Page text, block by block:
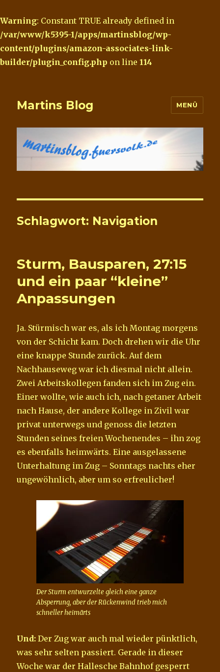
Warning: Constant TRUE already defined in
/var/www/k5395-1/apps/martinsblog/wp-
content/plugins/amazon-associates-link-
builder/plugin_config.php on line 114
Martins Blog MENÜ
Schlagwort: Navigation
Sturm, Bausparen, 27:15
und ein paar “kleine”
Anpassungen
Ja. Stürmisch war es, als ich Montag morgens
von der Schicht kam. Doch drehen wir die Uhr
eine knappe Stunde zurück. Auf dem
Nachhauseweg war ich diesmal nicht allein.
Zwei Arbeitskollegen fanden sich im Zug ein.
Einer wollte, wie auch ich, nach getaner Arbeit
nach Hause, der andere Kollege in Zivil war
privat unterwegs und genoss die letzten
Stunden seines freien Wochenendes – ihn zog
es ebenfalls heimwärts. Eine ausgelassene
Unterhaltung im Zug – Sonntags nachts eher
ungewöhnlich, aber um so erfreulicher!
Der Sturm entwurzelte gleich eine ganze
Absperrung, aber der Rückenwind trieb mich
schneller heimärts
Und: Der Zug war auch mal wieder pünktlich,
was sehr selten passiert. Gerade in dieser
Woche war der Hallesche Bahnhof gesperrt